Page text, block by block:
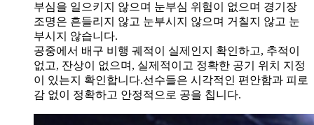
부심을 일으키지 않으며 눈부심 위험이 없으며 경기장
조명은 흔들리지 않고 눈부시지 않으며 거칠지 않고 눈
부시지 않습니다.
공중에서 배구 비행 궤적이 실제인지 확인하고, 추적이
없고, 잔상이 없으며, 실제적이고 정확한 공기 위치 지정
이 있는지 확인합니다.선수들은 시각적인 편안함과 피로
감 없이 정확하고 안정적으로 공을 칩니다.